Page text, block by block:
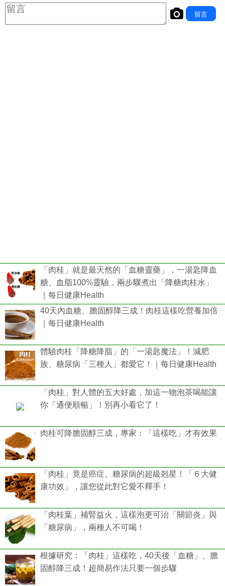
「肉桂」就是最天然的「血糖靈藥」，一湯匙降血
糖、血脂100%靈驗，兩步驟煮出「降糖肉桂水」
｜每日健康Health
40天內血糖、膽固醇降三成！肉桂這樣吃營養加倍
｜每日健康Health
體驗肉桂「降糖降脂」的「一湯匙魔法」！減肥
族、糖尿病「三種人」都愛它！｜每日健康Health
「肉桂」對人體的五大好處，加這一物泡茶喝能讓
你「通便順暢」！別再小看它了！
肉桂可降膽固醇三成，專家：「這樣吃」才有效果
「肉桂」竟是癌症、糖尿病的超級剋星！「６大健
康功效」，讓您從此對它愛不釋手！
「肉桂葉」補腎益火，這樣泡更可治「關節炎」與
「糖尿病」，兩種人不可喝！
根據研究：「肉桂」這樣吃，40天後「血糖」、膽
固醇降三成！超簡易作法只要一個步驟